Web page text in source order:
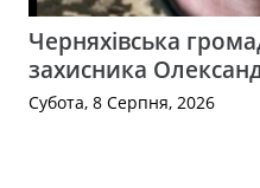
Черняхівська
захисника
Субота, 8 Серпня, 2026